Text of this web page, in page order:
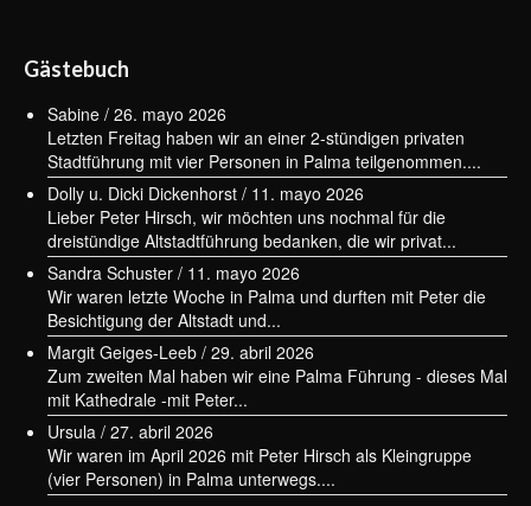
Gästebuch
Sabine / 26. mayo 2026
Letzten Freitag haben wir an einer 2-stündigen privaten
Stadtführung mit vier Personen in Palma teilgenommen....
Dolly u. Dicki Dickenhorst / 11. mayo 2026
Lieber Peter Hirsch, wir möchten uns nochmal für die
dreistündige Altstadtführung bedanken, die wir privat...
Sandra Schuster / 11. mayo 2026
Wir waren letzte Woche in Palma und durften mit Peter die
Besichtigung der Altstadt und...
Margit Geiges-Leeb / 29. abril 2026
Zum zweiten Mal haben wir eine Palma Führung - dieses Mal
mit Kathedrale -mit Peter...
Ursula / 27. abril 2026
Wir waren im April 2026 mit Peter Hirsch als Kleingruppe
(vier Personen) in Palma unterwegs....